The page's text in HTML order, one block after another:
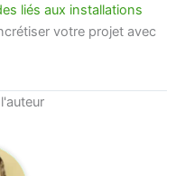
liés aux installations
votre projet avec